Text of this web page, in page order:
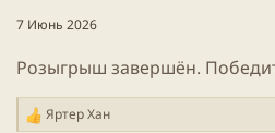
7 Июнь 2026
Розыгрыш завершён.
Р
Яртер Хан